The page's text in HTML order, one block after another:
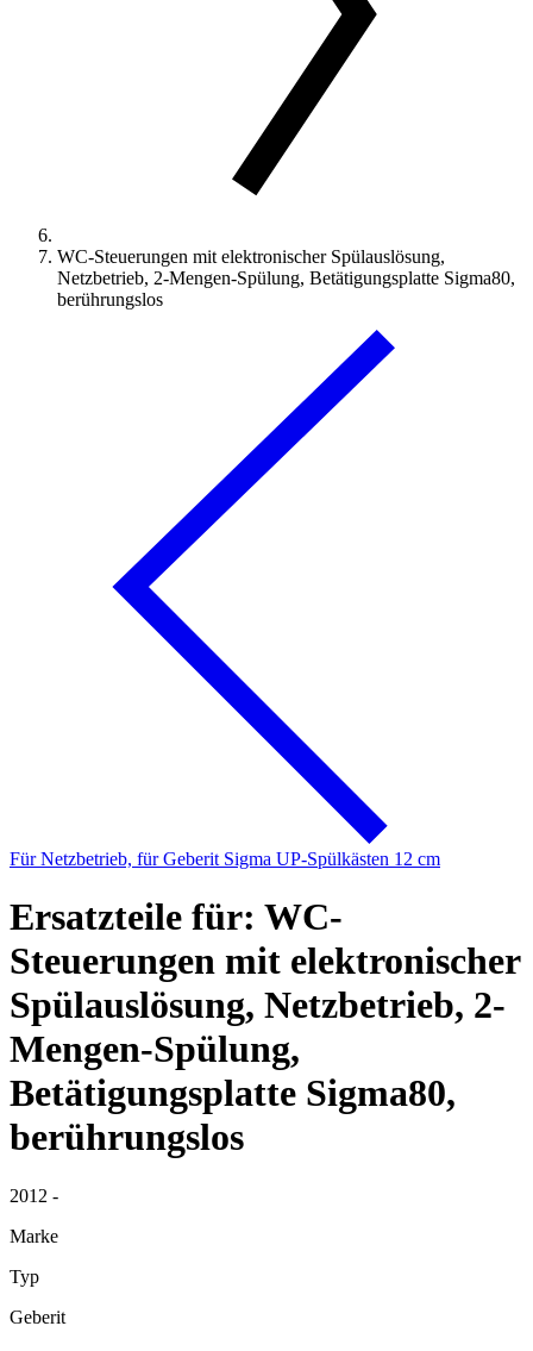
WC-Steuerungen mit elektronischer Spülauslösung,
Netzbetrieb, 2-Mengen-Spülung, Betätigungsplatte Sigma80,
berührungslos
Für Netzbetrieb, für Geberit Sigma UP-Spülkästen 12 cm
Ersatzteile für: WC-
Steuerungen mit elektronischer
Spülauslösung, Netzbetrieb, 2-
Mengen-Spülung,
Betätigungsplatte Sigma80,
berührungslos
2012 -
Marke
Typ
Geberit